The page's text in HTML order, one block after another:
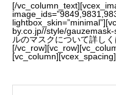
[/
by.co.jp//style/gauzemask-
ルのマスクについて詳し
[/